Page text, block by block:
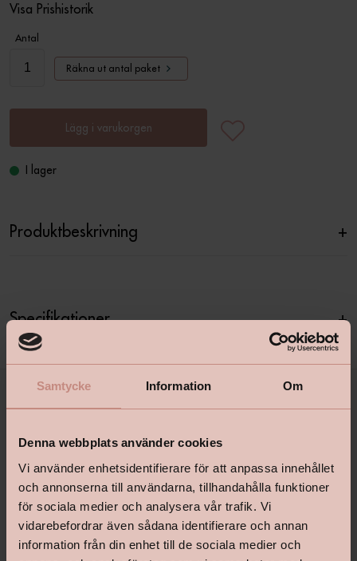
Samtycke Information Om
Denna webbplats använder cookies
Vi använder enhetsidentifierare för att anpassa innehållet
och annonserna till användarna, tillhandahålla funktioner
för sociala medier och analysera vår trafik. Vi
vidarebefordrar även sådana identifierare och annan
information från din enhet till de sociala medier och
Visa Prishistorik
Antal
Räkna ut antal paket
Lägg i varukorgen
I lager
Produktbeskrivning +
Specifikationer +
shop@happyhomes.se
Vanliga frågor & svar